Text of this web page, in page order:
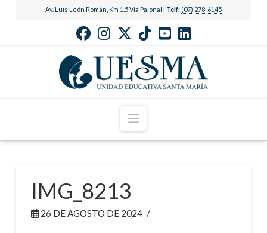
Av. Luis León Román, Km 1.5 Vía Pajonal | Telf: (07) 278-6145
Navigation
IMG_8213
26 DE AGOSTO DE 2024